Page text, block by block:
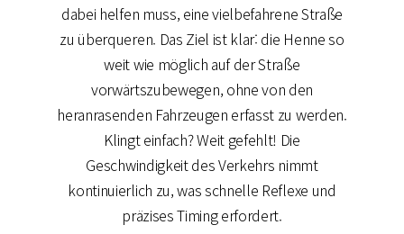
dabei helfen muss, eine vielbefahrene Straße
zu überqueren. Das Ziel ist klar: die Henne so
weit wie möglich auf der Straße
vorwärtszubewegen, ohne von den
heranrasenden Fahrzeugen erfasst zu werden.
Klingt einfach? Weit gefehlt! Die
Geschwindigkeit des Verkehrs nimmt
kontinuierlich zu, was schnelle Reflexe und
präzises Timing erfordert.